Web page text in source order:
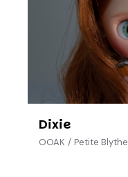
Dixie
OOAK / Petite Blythe